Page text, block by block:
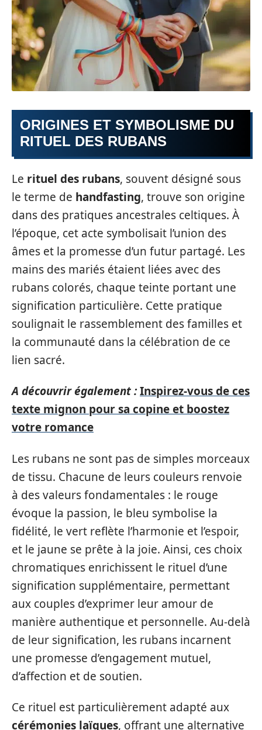
ORIGINES ET SYMBOLISME DU
RITUEL DES RUBANS
Le rituel des rubans, souvent désigné sous
le terme de handfasting, trouve son origine
dans des pratiques ancestrales celtiques. À
l’époque, cet acte symbolisait l’union des
âmes et la promesse d’un futur partagé. Les
mains des mariés étaient liées avec des
rubans colorés, chaque teinte portant une
signification particulière. Cette pratique
soulignait le rassemblement des familles et
la communauté dans la célébration de ce
lien sacré.
A découvrir également :Inspirez-vous de ces
texte mignon pour sa copine et boostez
votre romance
Les rubans ne sont pas de simples morceaux
de tissu. Chacune de leurs couleurs renvoie
à des valeurs fondamentales : le rouge
évoque la passion, le bleu symbolise la
fidélité, le vert reflète l’harmonie et l’espoir,
et le jaune se prête à la joie. Ainsi, ces choix
chromatiques enrichissent le rituel d’une
signification supplémentaire, permettant
aux couples d’exprimer leur amour de
manière authentique et personnelle. Au-delà
de leur signification, les rubans incarnent
une promesse d’engagement mutuel,
d’affection et de soutien.
Ce rituel est particulièrement adapté aux
cérémonies laïques, offrant une alternative